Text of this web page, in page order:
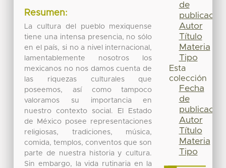
Resumen:
La cultura del pueblo mexiquense
tiene una intensa presencia, no sólo
en el país, si no a nivel internacional,
lamentablemente nosotros los
mexicanos no nos damos cuenta de
las riquezas culturales que
poseemos, así como tampoco
valoramos su importancia en
nuestro contexto social. El Estado
de México posee representaciones
religiosas, tradiciones, música,
comida, templos, conventos que son
parte de nuestra historia y cultura.
Sin embargo, la vida rutinaria en la
de
publicación
Autor
Título
Materia
Tipo
Esta
colección
Fecha
de
publicación
Autor
Título
Materia
Tipo